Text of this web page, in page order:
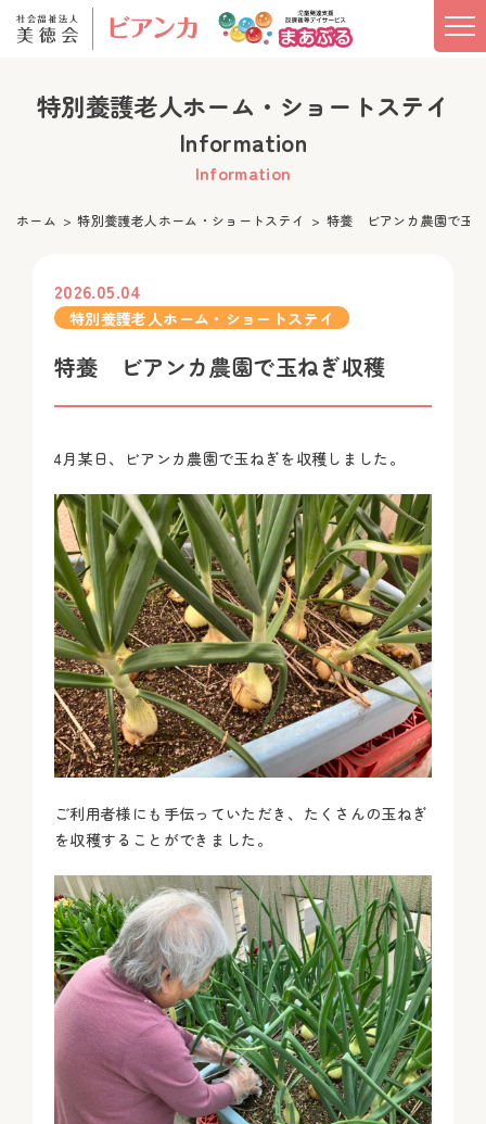
特別養護老人ホーム・ショートステイ
Information
Information
ホーム 特別養護老人ホーム・ショートステイ 特養 ビアンカ農園で玉
2026.05.04
特別養護老人ホーム・ショートステイ
特養 ビアンカ農園で玉ねぎ収穫
4月某日、ビアンカ農園で玉ねぎを収穫しました。
ご利用者様にも手伝っていただき、たくさんの玉ねぎ
を収穫することができました。